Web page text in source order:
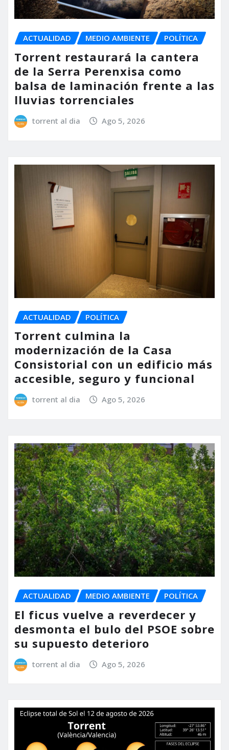
ACTUALIDAD MEDIO AMBIENTE POLÍTICA
Torrent restaurará la cantera
de la Serra Perenxisa como
balsa de laminación frente a las
lluvias torrenciales
torrent al dia Ago 5, 2026
ACTUALIDAD POLÍTICA
Torrent culmina la
modernización de la Casa
Consistorial con un edificio más
accesible, seguro y funcional
torrent al dia Ago 5, 2026
ACTUALIDAD MEDIO AMBIENTE POLÍTICA
El ficus vuelve a reverdecer y
desmonta el bulo del PSOE sobre
su supuesto deterioro
torrent al dia Ago 5, 2026